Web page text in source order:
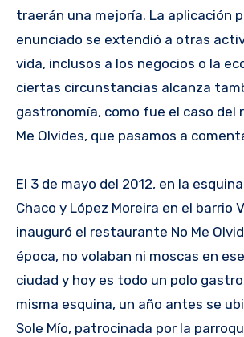
traerán una mejoría. La aplicación
enunciado se extendió a otras
vida, inclusos a los negocios o la
ciertas circunstancias alcanza
gastronomía, como fue el caso del
Me Olvides, que pasamos a
El 3 de mayo del 2012, en la
Chaco y López Moreira en el barrio
inauguró el restaurante No Me
época, no volaban ni moscas en
ciudad y hoy es todo un polo
misma esquina, un año antes se
Sole Mío, patrocinada por la